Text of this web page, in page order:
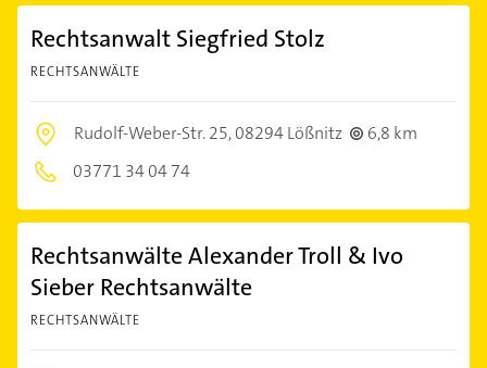
Rechtsanwalt Siegfried Stolz
RECHTSANWÄLTE
Rudolf-Weber-Str. 25,08294 Lößnitz
6,8 km
03771 34 04 74
Rechtsanwälte Alexander Troll & Ivo
Sieber Rechtsanwälte
RECHTSANWÄLTE